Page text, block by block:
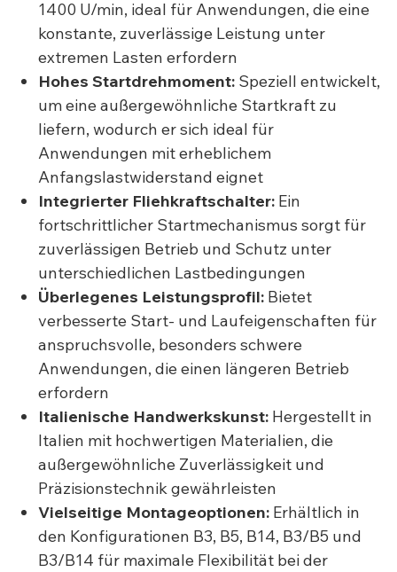
1400 U/min, ideal für Anwendungen, die eine
konstante, zuverlässige Leistung unter
extremen Lasten erfordern
Hohes Startdrehmoment: Speziell entwickelt,
um eine außergewöhnliche Startkraft zu
liefern, wodurch er sich ideal für
Anwendungen mit erheblichem
Anfangslastwiderstand eignet
Integrierter Fliehkraftschalter: Ein
fortschrittlicher Startmechanismus sorgt für
zuverlässigen Betrieb und Schutz unter
unterschiedlichen Lastbedingungen
Überlegenes Leistungsprofil: Bietet
verbesserte Start- und Laufeigenschaften für
anspruchsvolle, besonders schwere
Anwendungen, die einen längeren Betrieb
erfordern
Italienische Handwerkskunst: Hergestellt in
Italien mit hochwertigen Materialien, die
außergewöhnliche Zuverlässigkeit und
Präzisionstechnik gewährleisten
Vielseitige Montageoptionen: Erhältlich in
den Konfigurationen B3, B5, B14, B3/B5 und
B3/B14 für maximale Flexibilität bei der